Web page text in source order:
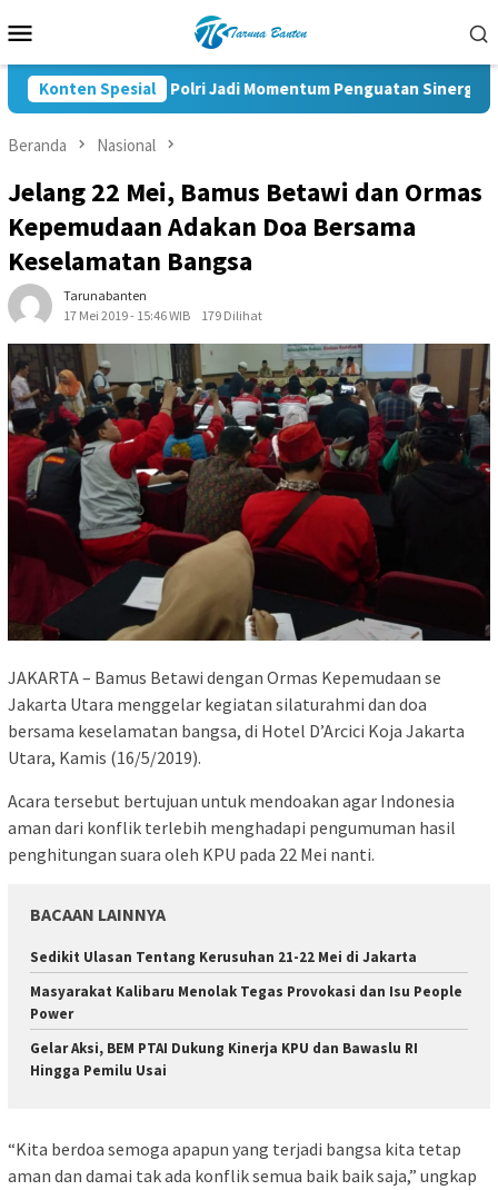
ke
Mobile
Konten Spesial
KBPP Polri Jadi Momentum Penguatan Sinergi Nasional
Beranda Nasional
Jelang 22 Mei, Bamus Betawi dan Ormas
Kepemudaan Adakan Doa Bersama
Keselamatan Bangsa
Tarunabanten
17 Mei 2019 - 15:46 WIB
179 Dilihat
JAKARTA – Bamus Betawi dengan Ormas Kepemudaan se
Jakarta Utara menggelar kegiatan silaturahmi dan doa
bersama keselamatan bangsa, di Hotel D’Arcici Koja Jakarta
Utara, Kamis (16/5/2019).
Acara tersebut bertujuan untuk mendoakan agar Indonesia
aman dari konflik terlebih menghadapi pengumuman hasil
penghitungan suara oleh KPU pada 22 Mei nanti.
BACAAN LAINNYA
Sedikit Ulasan Tentang Kerusuhan 21-22 Mei di Jakarta
Masyarakat Kalibaru Menolak Tegas Provokasi dan Isu People
Power
Gelar Aksi, BEM PTAI Dukung Kinerja KPU dan Bawaslu RI
Hingga Pemilu Usai
“Kita berdoa semoga apapun yang terjadi bangsa kita tetap
aman dan damai tak ada konflik semua baik baik saja,” ungkap